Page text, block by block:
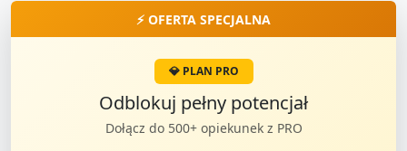
⚡ OFERTA SPECJALNA
💎 PLAN PRO
Odblokuj pełny potencjał
Dołącz do 500+ opiekunek z PRO